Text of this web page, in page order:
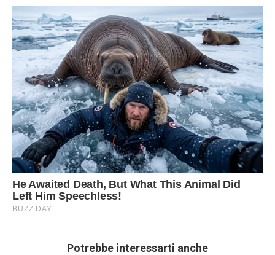
Potrebbe interessarti anche